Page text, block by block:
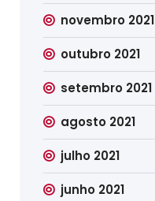
novembro 2021
outubro 2021
setembro 2021
agosto 2021
julho 2021
junho 2021